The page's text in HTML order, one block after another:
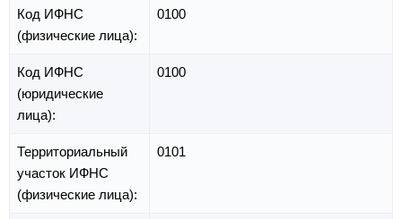
Код ИФНС
(физические лица):
0100
Код ИФНС
(юридические
лица):
0100
Территориальный
участок ИФНС
(физические лица):
0101